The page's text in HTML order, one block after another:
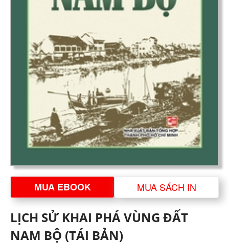
MUA EBOOK MUA SÁCH IN
LỊCH SỬ KHAI PHÁ VÙNG ĐẤT
NAM BỘ (TÁI BẢN)